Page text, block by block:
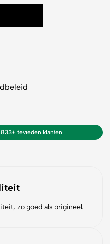
tevreden klanten
zo goed als origineel.